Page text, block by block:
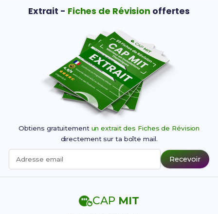
Extrait - Fiches de Révision offertes
Obtiens gratuitement un extrait des Fiches de Révision
directement sur ta boîte mail.
Adresse email Recevoir
CAP MIT